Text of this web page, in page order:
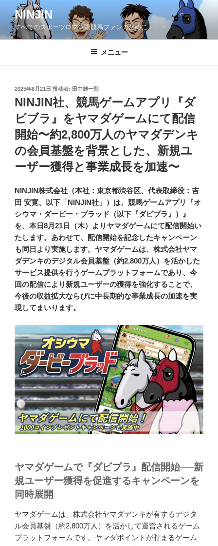
ン
NINJIN
すべてのスポーツロマン派競馬ファンのために・・・
メニュー
投
稿
日:
2025年8月21日 投稿者: 田中雄一郎
NINJIN社、競馬ゲームアプリ『ダ
ビブラ』をヤマダゲームにて配信
開始〜約2,800万人のヤマダデンキ
の会員基盤を背景とした、新規ユ
ーザー獲得と事業成長を加速〜
NINJIN株式会社（本社：東京都渋谷区、代表取締役：吉
田 安寛、以下「NINJIN社」）は、競馬ゲームアプリ『オ
シウマ・ダービー・ブラッド（以下『ダビブラ』）』
を、本日8月21日（木）よりヤマダゲームにて配信開始い
たします。あわせて、配信開始を記念したキャンペーン
も同日より実施します。ヤマダゲームは、株式会社ヤマ
ダデンキのデジタル会員基盤（約2,800万人）を活かした
サービス提供を行うゲームプラットフォームであり、今
回の配信により新規ユーザーの獲得を強化することで、
今後の収益拡大ならびに中長期的な事業成長の加速を実
現してまいります。
ヤマダゲームで『ダビブラ』配信開始──新
規ユーザー獲得を促進するキャンペーンを
同時展開
ヤマダゲームは、株式会社ヤマダデンキが有するデジタ
ル会員基盤（約2,800万人）を活かして運営されるゲーム
プラットフォームです。ヤマダポイントが貯まるゲーム